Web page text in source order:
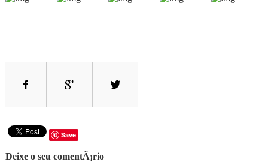
Save
Deixe o seu comentÃ¡rio